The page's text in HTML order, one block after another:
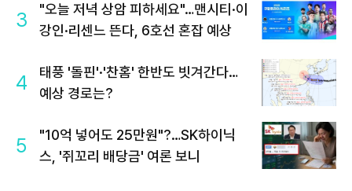
3
"오늘 저녁 상암 피하세요"…맨시티·이
강인·리센느 뜬다, 6호선 혼잡 예상
4
태풍 '돌핀'·'찬홈' 한반도 빗겨간다…
예상 경로는?
5
"10억 넣어도 25만원"?…SK하이닉
스, '쥐꼬리 배당금' 여론 보니